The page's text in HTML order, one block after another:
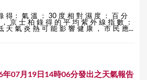
得： 氣 溫 ： 30 度 相 對 濕 度 ： 百 分
京 士 柏 錄 得 的 平 均 紫 外 線 指 數 ：
天 氣 炎 熱 可 能 影 響 健 康 ， 市 民 應...
年07月19日14時06分發出之天氣報告